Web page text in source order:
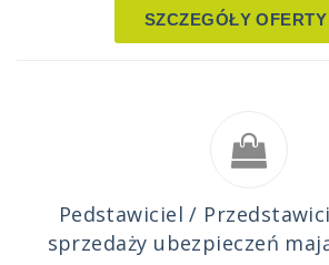
SZCZEGÓŁY OFERTY
Pedstawiciel /
sprzedaży ubezpieczeń